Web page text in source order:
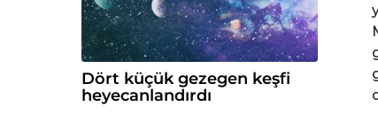
Dört küçük gezegen keşfi
heyecanlandırdı